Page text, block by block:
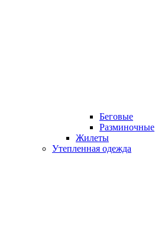
Беговые
Разминочные
Жилеты
Утепленная одежда